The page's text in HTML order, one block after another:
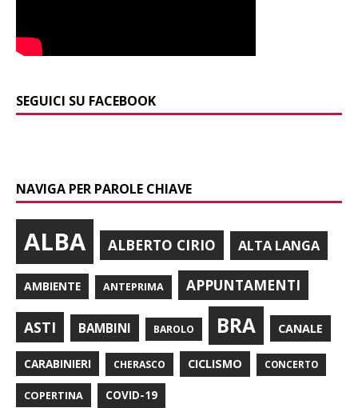
SEGUICI SU FACEBOOK
NAVIGA PER PAROLE CHIAVE
ALBA ALBERTO CIRIO ALTA LANGA
AMBIENTE ANTEPRIMA APPUNTAMENTI
ASTI BAMBINI BAROLO BRA CANALE
CARABINIERI CHERASCO CICLISMO CONCERTO
COPERTINA COVID-19